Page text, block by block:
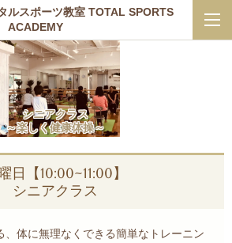
ルスポーツ教室 TOTAL SPORTS
ACADEMY
シニアクラス
～楽しく健康体操～
日【10:00~11:00】
シニアクラス
、体に無理なくできる簡単なトレーニン